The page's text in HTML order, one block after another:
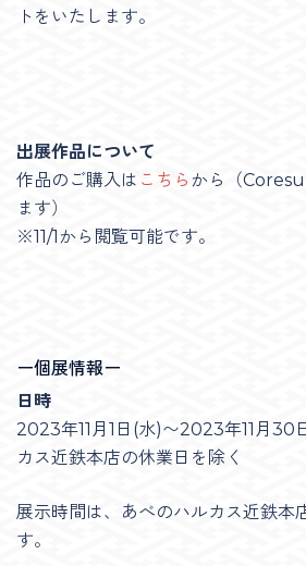
トをいたします。
出展作品について
作品のご購入は こちら から（
ます）
※11/1から閲覧可能です。
ー個展情報ー
日時
2023年11月1日(水)〜2023年11月
カス近鉄本店の休業日を除く
展示時間は、あべのハルカス近鉄本
す。